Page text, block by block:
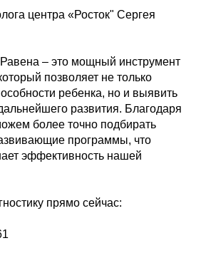
центра «Росток" Сергея
– это мощный инструмент
позволяет не только
ребенка, но и выявить
развития. Благодаря
более точно подбирать
программы, что
эффективность нашей
прямо сейчас: